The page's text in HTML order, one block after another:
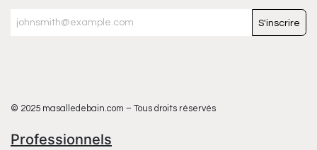
S'inscrire
© 2025 masalledebain.com – Tous droits réservés
Professionnels